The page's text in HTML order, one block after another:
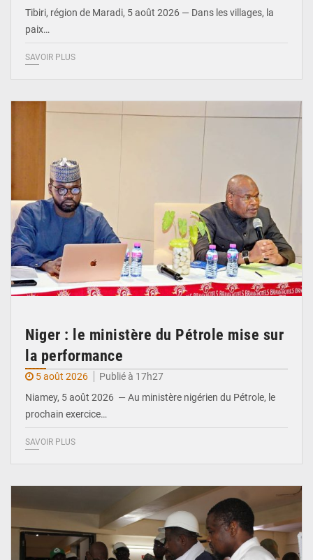
Tibiri, région de Maradi, 5 août 2026 — Dans les villages, la
paix…
SAVOIR PLUS
Niger : le ministère du Pétrole mise sur
la performance
5 août 2026
Publié à 17h27
Niamey, 5 août 2026 — Au ministère nigérien du Pétrole, le
prochain exercice…
SAVOIR PLUS